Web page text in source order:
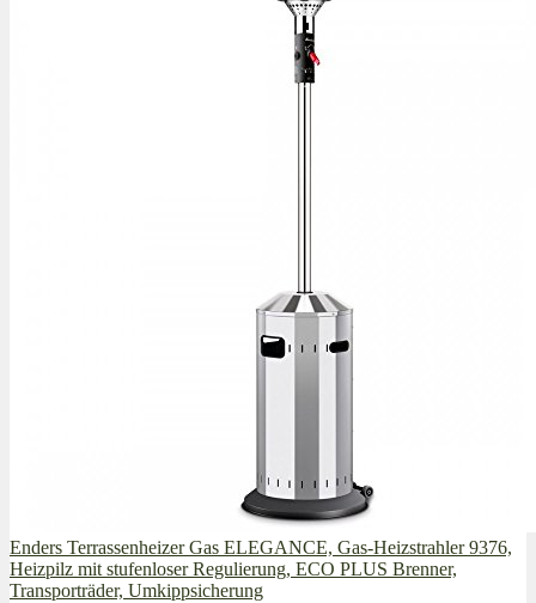
Enders Terrassenheizer Gas ELEGANCE, Gas-Heizstrahler 9376,
Heizpilz mit stufenloser Regulierung, ECO PLUS Brenner,
Transporträder, Umkippsicherung